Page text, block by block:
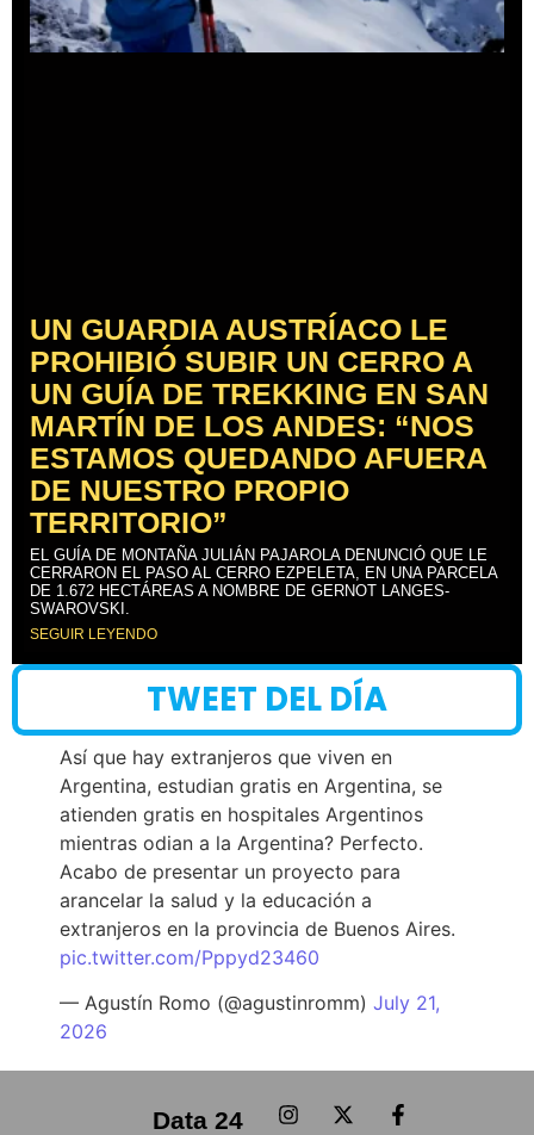
UN GUARDIA AUSTRÍACO LE
PROHIBIÓ SUBIR UN CERRO A
UN GUÍA DE TREKKING EN SAN
MARTÍN DE LOS ANDES: “NOS
ESTAMOS QUEDANDO AFUERA
DE NUESTRO PROPIO
TERRITORIO”
EL GUÍA DE MONTAÑA JULIÁN PAJAROLA DENUNCIÓ QUE LE
CERRARON EL PASO AL CERRO EZPELETA, EN UNA PARCELA
DE 1.672 HECTÁREAS A NOMBRE DE GERNOT LANGES-
SWAROVSKI.
SEGUIR LEYENDO
TWEET DEL DÍA
Así que hay extranjeros que viven en
Argentina, estudian gratis en Argentina, se
atienden gratis en hospitales Argentinos
mientras odian a la Argentina? Perfecto.
Acabo de presentar un proyecto para
arancelar la salud y la educación a
extranjeros en la provincia de Buenos Aires.
pic.twitter.com/Pppyd23460
— Agustín Romo (@agustinromm) July 21,
2026
Data 24